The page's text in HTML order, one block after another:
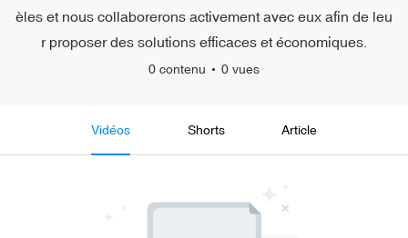
èles et nous collaborerons activement avec eux afin de leu
r proposer des solutions efficaces et économiques.
0 contenu 0 vues
Vidéos Shorts Article